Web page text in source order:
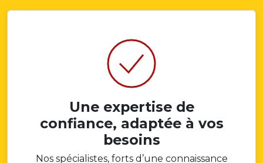
Une expertise de
confiance, adaptée à vos
besoins
Nos spécialistes, forts d’une connaissance